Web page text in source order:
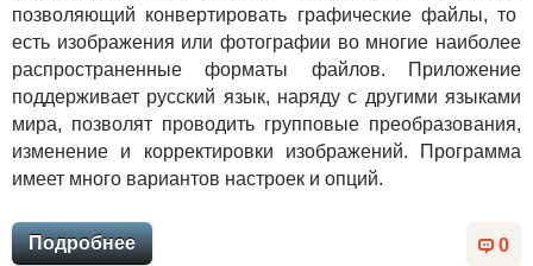
позволяющий конвертировать графические файлы, то
есть изображения или фотографии во многие наиболее
распространенные форматы файлов. Приложение
поддерживает русский язык, наряду с другими языками
мира, позволят проводить групповые преобразования,
изменение и корректировки изображений. Программа
имеет много вариантов настроек и опций.
0
Подробнее